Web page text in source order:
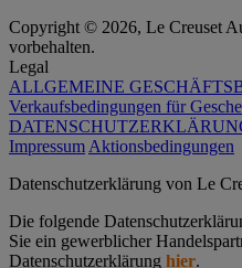
Copyright © 2026, Le Creuset
vorbehalten.
Legal
ALLGEMEINE
Verkaufsbedingungen für
Impressum Aktionsbedingungen
Datenschutz­erklärung von Le
Die folgende
Sie ein gewerblicher
Datenschutzerklärung hier.